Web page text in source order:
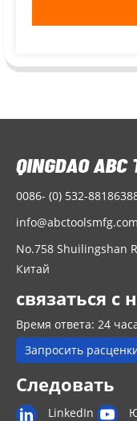
0086- (0) 532-
info@abctoolsmfg.com
No.758 Shuilingshan
Китай
связаться с
Время ответа: 24
Запросить
Следовать
LinkedIn